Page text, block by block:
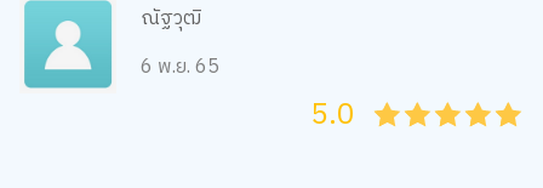
ณัฐวุฒิ
6 พ.ย. 65
45
4
35
3
25
2
15
1
05
5.0